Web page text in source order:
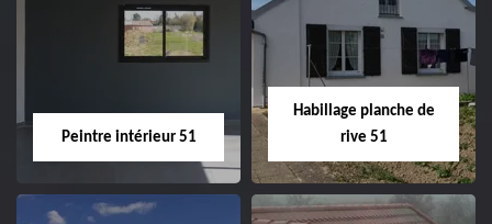
51
ravalement de
façade 51
Peintre intérieur 51
Habillage planche de
rive 51